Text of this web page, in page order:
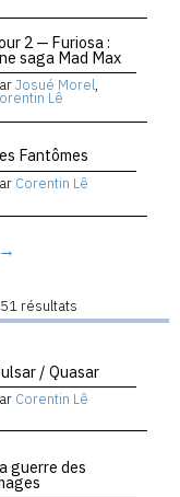
2 — Furiosa :
saga Mad Max
Josué Morel,
Lê
Fantômes
Corentin Lê
→
51 résultats
/ Quasar
Corentin Lê
guerre des